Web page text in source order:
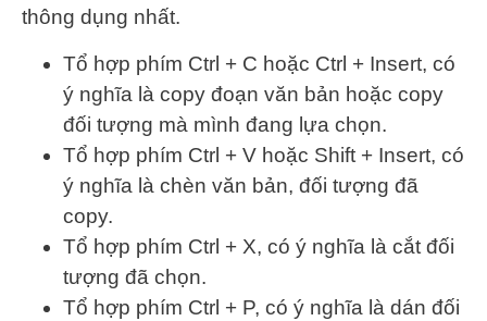
thông dụng nhất.
Tổ hợp phím Ctrl + C hoặc Ctrl + Insert, có
ý nghĩa là copy đoạn văn bản hoặc copy
đối tượng mà mình đang lựa chọn.
Tổ hợp phím Ctrl + V hoặc Shift + Insert, có
ý nghĩa là chèn văn bản, đối tượng đã
copy.
Tổ hợp phím Ctrl + X, có ý nghĩa là cắt đối
tượng đã chọn.
Tổ hợp phím Ctrl + P, có ý nghĩa là dán đối